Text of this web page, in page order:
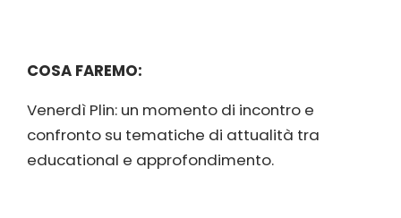
COSA FAREMO:
Venerdì Plin: un momento di incontro e
confronto su tematiche di attualità tra
educational e approfondimento.